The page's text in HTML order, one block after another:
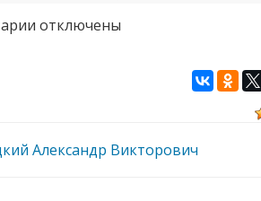
котключены
Александр Викторович